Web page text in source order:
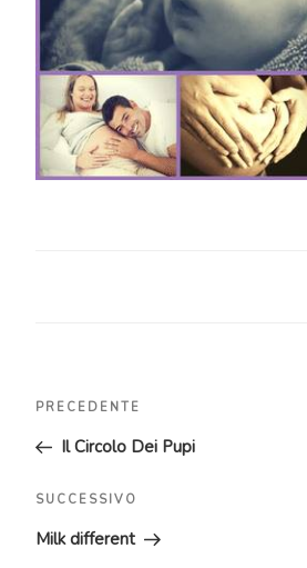
Articolo
precedente:
PRECEDENTE
Il Circolo Dei Pupi
Articolo
successivo
SUCCESSIVO
Milk different